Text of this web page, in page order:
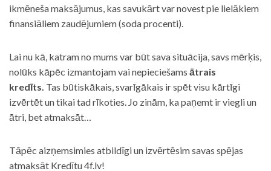
ikmēneša maksājumus, kas savukārt var novest pie lielākiem
finansiāliem zaudējumiem (soda procenti).
Lai nu kā, katram no mums var būt sava situācija, savs mērķis,
nolūks kāpēc izmantojam vai nepieciešams ātrais
kredīts. Tas būtiskākais, svarīgākais ir spēt visu kārtīgi
izvērtēt un tikai tad rīkoties. Jo zinām, ka paņemt ir viegli un
ātri, bet atmaksāt…
Tāpēc aizņemsimies atbildīgi un izvērtēsim savas spējas
atmaksāt Kredītu 4f.lv!